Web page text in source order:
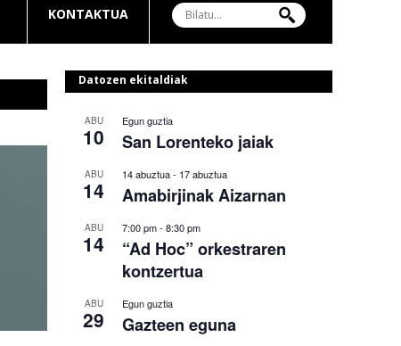
KONTAKTUA
Datozen ekitaldiak
ABU
10
Egun guztia
San Lorenteko jaiak
ABU
14
14 abuztua- 17 abuztua
Amabirjinak Aizarnan
ABU
14
7:00 pm- 8:30 pm
“Ad Hoc” orkestraren
kontzertua
ABU
29
Egun guztia
Gazteen eguna